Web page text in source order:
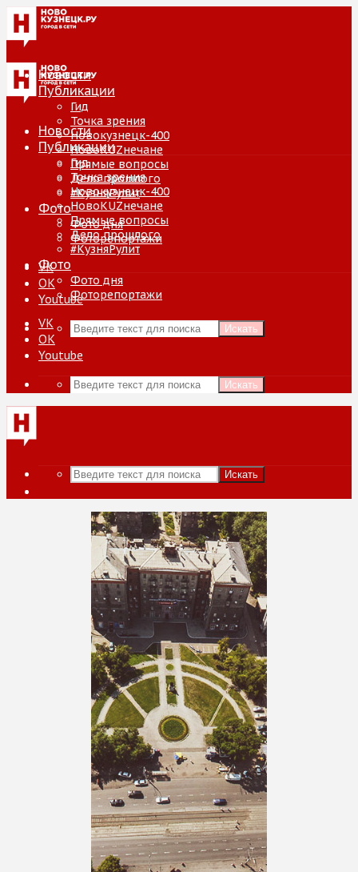
Новости
Публикации
Гид
Точка зрения
Новокузнецк-400
НовоKUZнечане
Прямые вопросы
Дело прошлого
#КузняРулит
Фото
Фото дня
Фоторепортажи
VK
ОК
Youtube
Искать
Новости
Публикации
Гид
Точка зрения
Новокузнецк-400
НовоKUZнечане
Прямые вопросы
Дело прошлого
#КузняРулит
Фото
Фото дня
Фоторепортажи
VK
ОК
Youtube
Искать
Искать